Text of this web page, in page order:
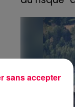
sans accepter